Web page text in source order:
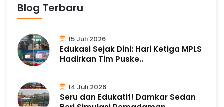
Blog Terbaru
15 Juli 2026
Edukasi Sejak Dini: Hari Ketiga MPLS
Hadirkan Tim Puske..
14 Juli 2026
Seru dan Edukatif! Damkar Sedan